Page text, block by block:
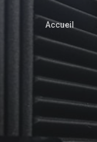
Accueil